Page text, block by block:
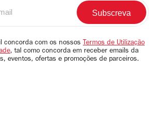
concorda com os nossos Termos de Utilização
, tal como concorda em receber emails da
eventos, ofertas e promoções de parceiros.